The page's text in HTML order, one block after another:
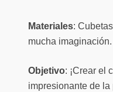
Materiales:
mucha imaginación.
Objetivo: ¡Crear el
impresionante de la